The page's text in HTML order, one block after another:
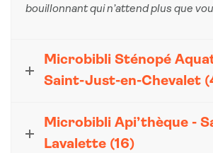
bouillonnant qui n’attend plus que
Microbibli Sténopé
Saint-Just-en-Chevalet
Microbibli Api’thèque -
Lavalette (16)